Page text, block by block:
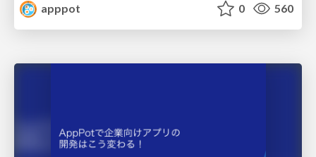
apppot
0 560